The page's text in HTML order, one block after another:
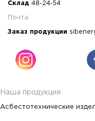
Склад 48-24-54
Почта
Заказ продукции
Наша продукция
Асбестотехнические